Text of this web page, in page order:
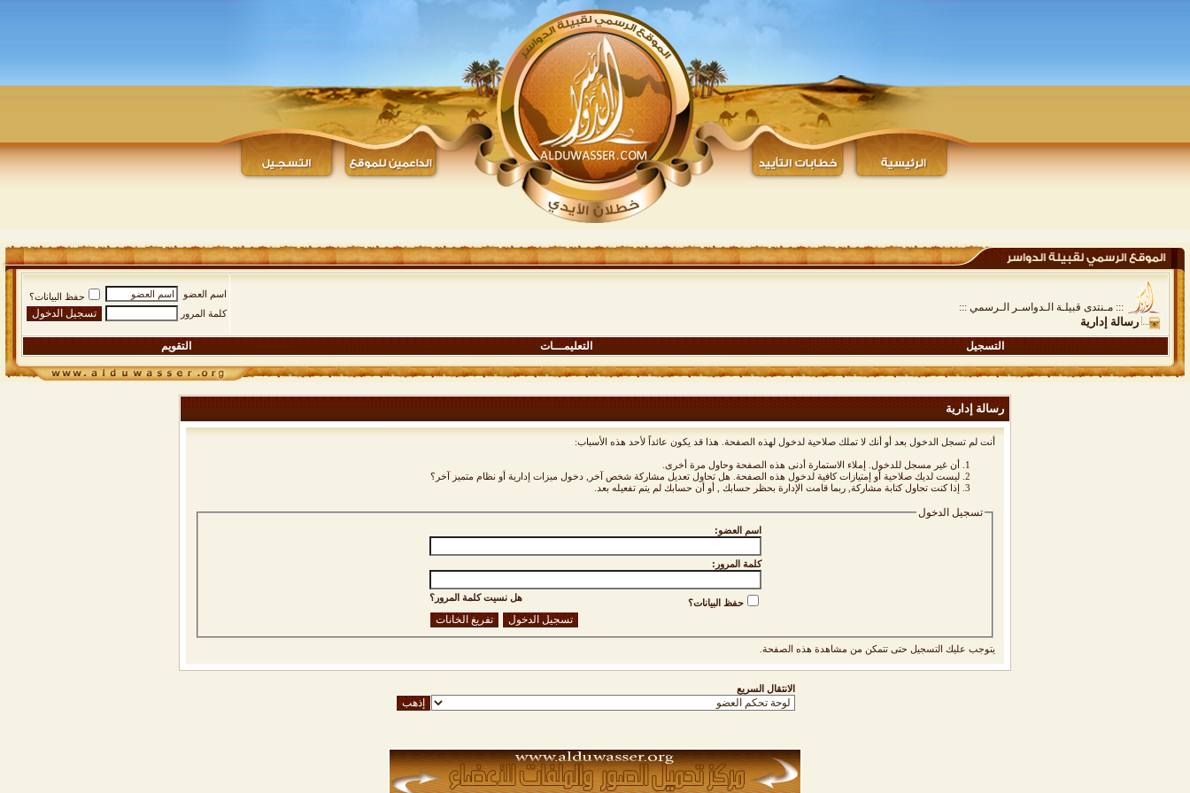
::: مـنتدى قبيلـة الـدواسـر الـرسمي :::
رسالة إدارية
اسم العضو
حفظ البيانات؟
كلمة المرور
التسجيل التعليمـــات التقويم
رسالة إدارية
أنت لم تسجل الدخول بعد أو أنك لا تملك صلاحية لدخول لهذه الصفحة. هذا قد يكون عائداً لأحد هذه الأسباب:
أن غير مسجل للدخول. إملاء الاستمارة أدنى هذه الصفحة وحاول مرة أخرى.
ليست لديك صلاحية أو إمتيازات كافية لدخول هذه الصفحة. هل تحاول تعديل مشاركة شخص آخر, دخول ميزات إدارية أو نظام متميز آخر؟
إذا كنت تحاول كتابة مشاركة, ربما قامت الإدارة بحظر حسابك , أو أن حسابك لم يتم تفعيله بعد.
تسجيل الدخول
اسم العضو:
كلمة المرور:
هل نسيت كلمة المرور؟ حفظ البيانات؟
يتوجب عليك التسجيل حتى تتمكن من مشاهدة هذه الصفحة.
الانتقال السريع